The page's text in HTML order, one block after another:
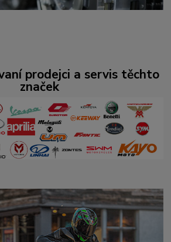
prodejci a servis těchto
značek